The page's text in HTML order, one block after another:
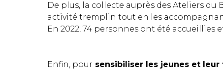
De plus, la collecte auprès des Ateliers du
activité tremplin tout en les
En 2022, 74 personnes ont été accueillies
Enfin, pour sensibiliser les jeunes et leur